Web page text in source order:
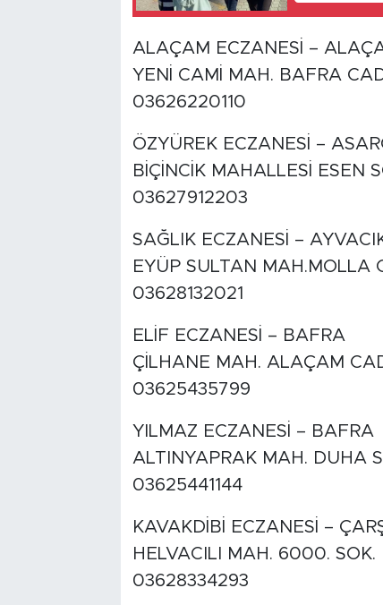
ALAÇAM ECZANESİ –
YENİ CAMİ MAH. BAFRA
03626220110
ÖZYÜREK ECZANESİ –
BİÇİNCİK MAHALLESİ ESEN
03627912203
SAĞLIK ECZANESİ –
EYÜP SULTAN MAH.MOLLA
03628132021
ELİF ECZANESİ – BAFRA
ÇİLHANE MAH. ALAÇAM
03625435799
YILMAZ ECZANESİ – BAFRA
ALTINYAPRAK MAH. DUHA
03625441144
KAVAKDİBİ ECZANESİ –
HELVACILI MAH. 6000. SOK.
03628334293